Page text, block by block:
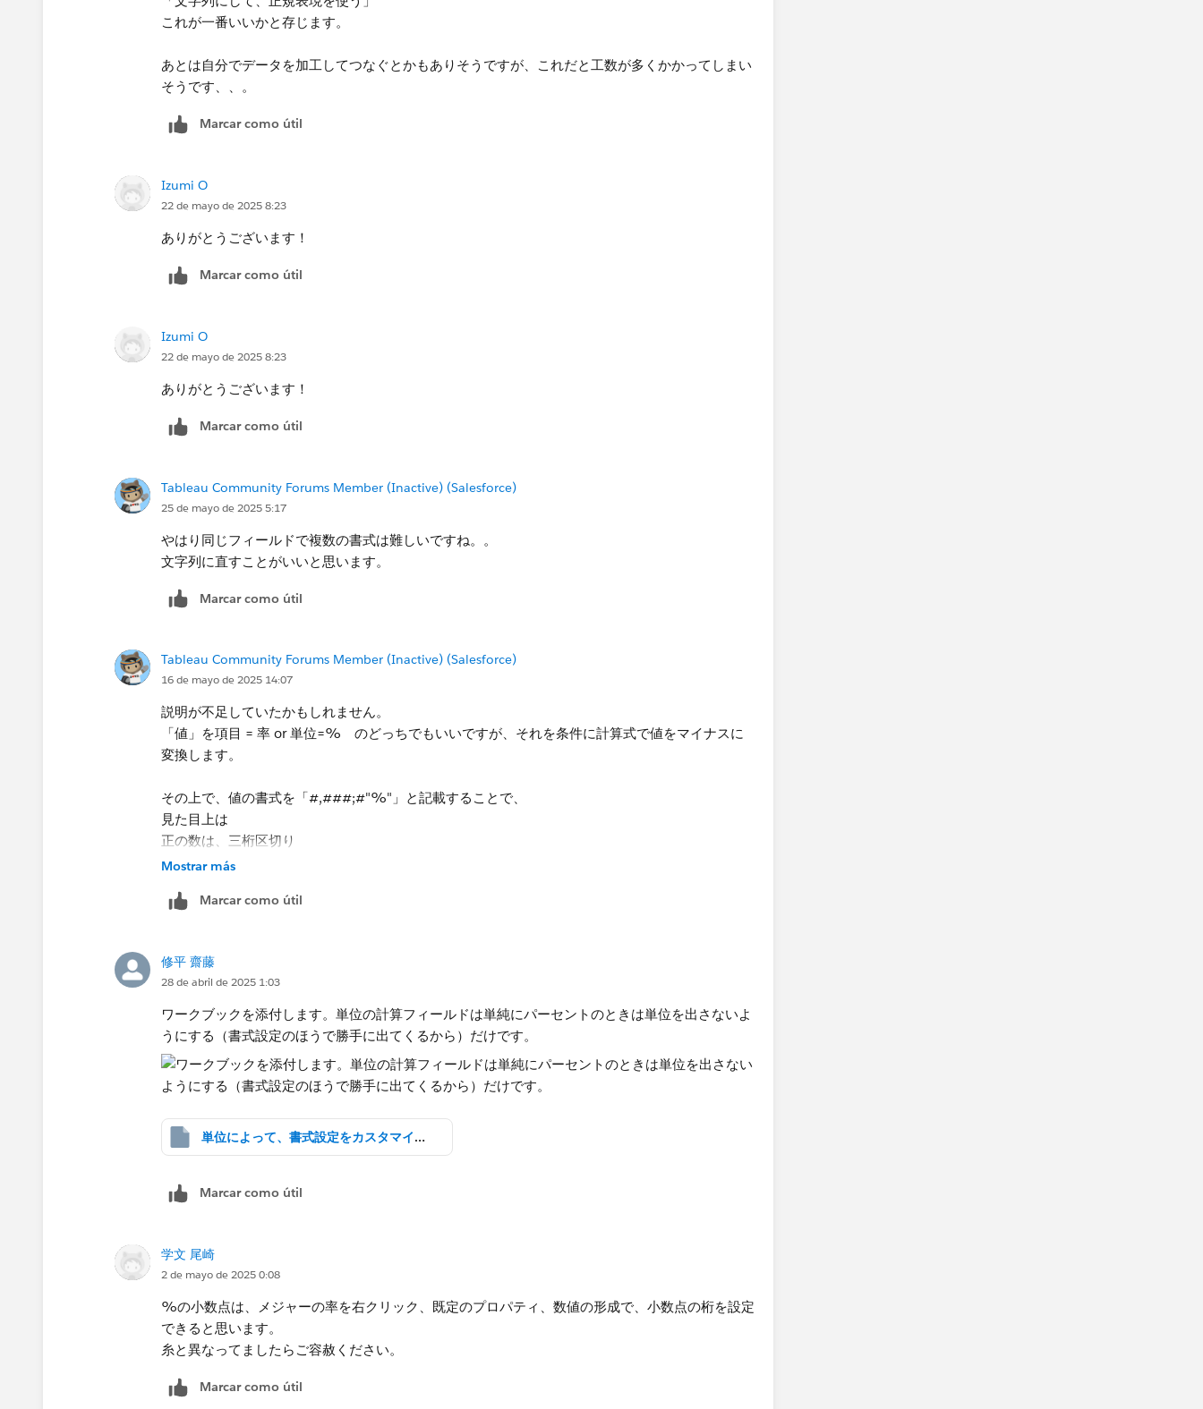
これが一番いいかと存じます。
あとは自分でデータを加工してつなぐとかもありそうですが、これだと工数が多くかかってしまい
そうです、、。
Marcar como útil
Izumi O
22 de mayo de 2025 8:23
ありがとうございます！
Marcar como útil
Izumi O
22 de mayo de 2025 8:23
ありがとうございます！
Marcar como útil
Tableau Community Forums Member (Inactive) (Salesforce)
25 de mayo de 2025 5:17
やはり同じフィールドで複数の書式は難しいですね。。
文字列に直すことがいいと思います。
Marcar como útil
Tableau Community Forums Member (Inactive) (Salesforce)
16 de mayo de 2025 14:07
説明が不足していたかもしれません。
「値」を項目 = 率 or 単位=% のどっちでもいいですが、それを条件に計算式で値をマイナスに
変換します。
その上で、値の書式を「#,###;#"%"」と記載することで、
見た目上は
正の数は、三桁区切り
負の数は、％表示
Mostrar más
Marcar como útil
修平 齋藤
28 de abril de 2025 1:03
ワークブックを添付します。単位の計算フィールドは​単純にパーセントのときは単位を出さないよ
うにする（書式設定のほうで勝手に出てくるから）だけです。
単位によって、書式設定をカスタマイズする_ss1.twbx
Marcar como útil
学文 尾崎
2 de mayo de 2025 0:08
%の小数点は、メジャーの率を右クリック、既定のプロパティ、数値の形成で、小数点の桁を設定
できると思います。
糸と異なってましたらご容赦ください。
Marcar como útil